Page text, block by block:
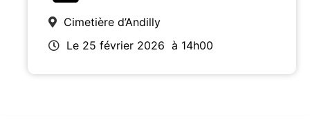
Cimetière d’Andilly
Le 25 février 2026 à 14h00